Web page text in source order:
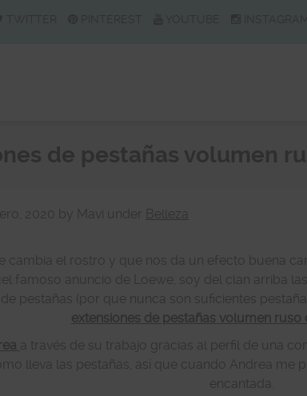
2020 by Mavi under Belleza
cambia el rostro y que nos da un efecto buena
famoso anuncio de Loewe, soy del clan arriba
pestañas (por que nunca son suficientes
extensiones de pestañas volumen ruso
a través de su trabajo gracias al perfil de una
lleva las pestañas, así que cuando Andrea
encantada.